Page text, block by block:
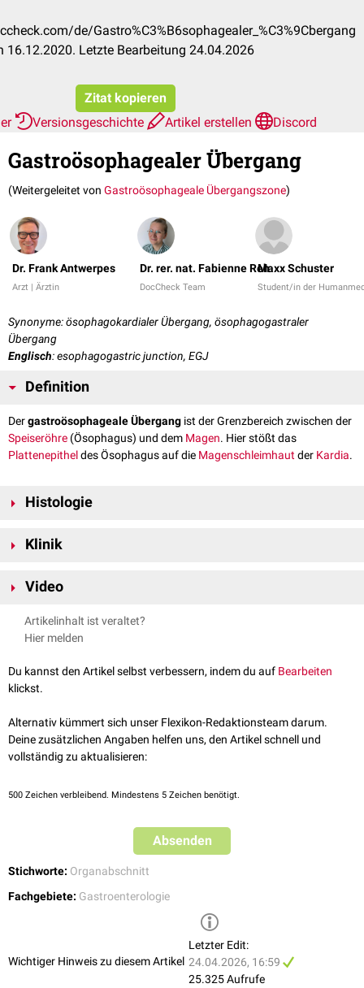
de/Gastro%C3%B6sophagealer_%C3%9Cbergang
16.12.2020. Letzte Bearbeitung 24.04.2026
Zitat kopieren
Versionsgeschichte Artikel erstellen Discord
Gastroösophagealer Übergang
(Weitergeleitet von Gastroösophageale Übergangszone)
Dr. Frank Antwerpes
Arzt | Ärztin
Dr. rer. nat. Fabienne Reh
DocCheck Team
Maxx Schuster
Student/in der
Synonyme: ösophagokardialer Übergang, ösophagogastraler
Übergang
Englisch: esophagogastric junction, EGJ
Definition
Dergastroösophageale Übergang ist der Grenzbereich zwischen der
Speiseröhre (Ösophagus) und dem Magen. Hier stößt das
Plattenepitheldes Ösophagus auf die Magenschleimhautder Kardia.
Histologie
auch Z-Liniegenannt. Sie entsteht durch das wellenförmige
des Ösophagus setzt sich deutlich von der dunkleren Magenschleimhaut
Klinik
Einwirkung des aggressiven
Barrett-Metaplasiebezeichnet. Sie kann zum Ausgangspunkt eines
Adenokarzinoms des gastroösophagealen Übergangs
Video
Artikelinhalt ist veraltet?
Hier melden
Du kannst den Artikel selbst verbessern, indem du auf Bearbeiten
klickst.
Alternativ kümmert sich unser Flexikon-Redaktionsteam darum.
Deine zusätzlichen Angaben helfen uns, den Artikel schnell und
vollständig zu aktualisieren:
500 Zeichen verbleibend. Mindestens 5 Zeichen benötigt.
Absenden
Stichworte: Organabschnitt
Fachgebiete: Gastroenterologie
Wichtiger Hinweis zu diesem Artikel
Letzter Edit:
24.04.2026, 16:59
25.325 Aufrufe